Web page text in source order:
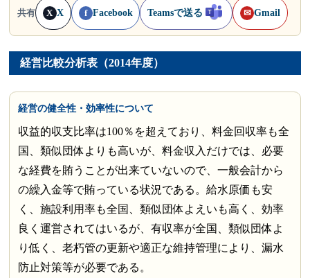
共有 X X f Facebook Teamsで送る ✉ Gmail
経営比較分析表（2014年度）
経営の健全性・効率性について
収益的収支比率は100％を超えており、料金回収率も全
国、類似団体よりも高いが、料金収入だけでは、必要
な経費を賄うことが出来ていないので、一般会計から
の繰入金等で賄っている状況である。給水原価も安
く、施設利用率も全国、類似団体よえいも高く、効率
良く運営されてはいるが、有収率が全国、類似団体よ
り低く、老朽管の更新や適正な維持管理により、漏水
防止対策等が必要である。